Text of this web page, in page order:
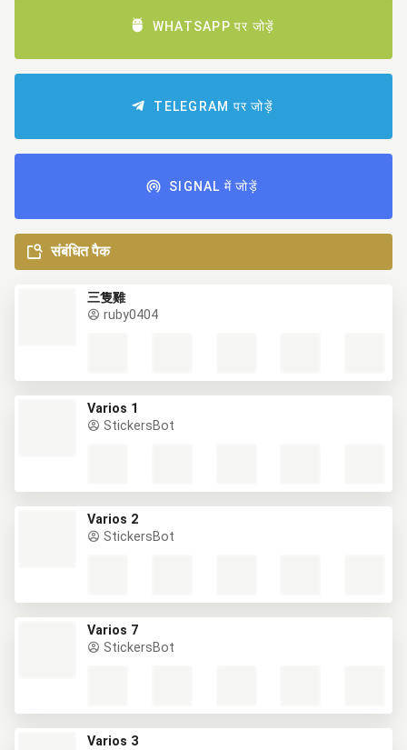
WHATSAPP पर जोड़ें
TELEGRAM पर जोड़ें
SIGNAL में जोड़ें
संबंधित पैक
三隻雞
ruby0404
Varios 1
StickersBot
Varios 2
StickersBot
Varios 7
StickersBot
Varios 3